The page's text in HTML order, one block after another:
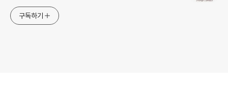
구독하기